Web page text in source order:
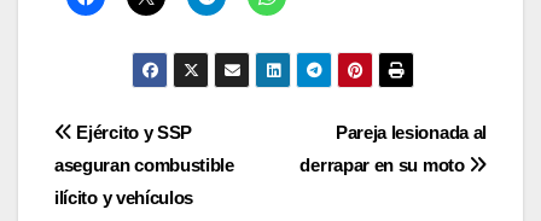
Navegación
de
Pareja lesionada al
derrapar en su moto
Ejército y SSP
aseguran combustible
ilícito y vehículos